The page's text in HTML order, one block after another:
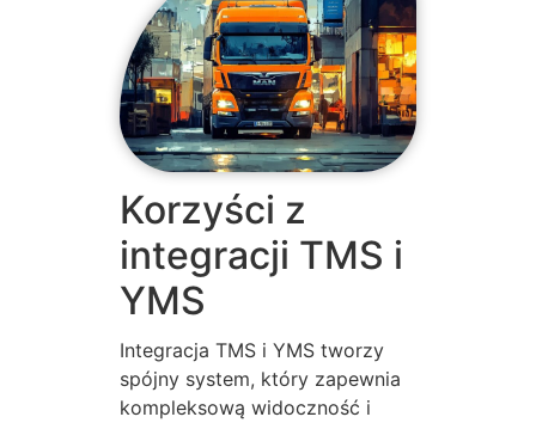
Korzyści z
integracji TMS i
YMS
Integracja TMS i YMS tworzy
spójny system, który zapewnia
kompleksową widoczność i